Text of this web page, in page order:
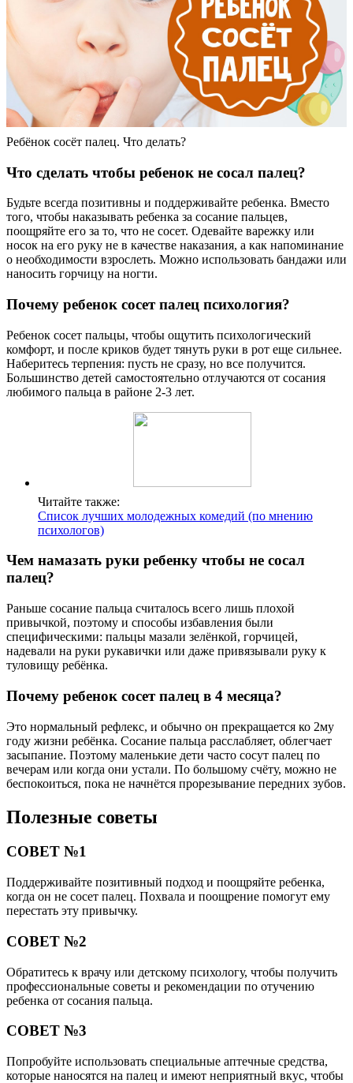
Ребёнок сосёт палец. Что делать?
Что сделать чтобы ребенок не сосал палец?
Будьте всегда позитивны и поддерживайте ребенка. Вместо
того, чтобы наказывать ребенка за сосание пальцев,
поощряйте его за то, что не сосет. Одевайте варежку или
носок на его руку не в качестве наказания, а как напоминание
о необходимости взрослеть. Можно использовать бандажи или
наносить горчицу на ногти.
Почему ребенок сосет палец психология?
Ребенок сосет пальцы, чтобы ощутить психологический
комфорт, и после криков будет тянуть руки в рот еще сильнее.
Наберитесь терпения: пусть не сразу, но все получится.
Большинство детей самостоятельно отлучаются от сосания
любимого пальца в районе 2-3 лет.
Читайте также:
Список лучших молодежных комедий (по мнению
психологов)
Чем намазать руки ребенку чтобы не сосал
палец?
Раньше сосание пальца считалось всего лишь плохой
привычкой, поэтому и способы избавления были
специфическими: пальцы мазали зелёнкой, горчицей,
надевали на руки рукавички или даже привязывали руку к
туловищу ребёнка.
Почему ребенок сосет палец в 4 месяца?
Это нормальный рефлекс, и обычно он прекращается ко 2му
году жизни ребёнка. Сосание пальца расслабляет, облегчает
засыпание. Поэтому маленькие дети часто сосут палец по
вечерам или когда они устали. По большому счёту, можно не
беспокоиться, пока не начнётся прорезывание передних зубов.
Полезные советы
СОВЕТ №1
Поддерживайте позитивный подход и поощряйте ребенка,
когда он не сосет палец. Похвала и поощрение помогут ему
перестать эту привычку.
СОВЕТ №2
Обратитесь к врачу или детскому психологу, чтобы получить
профессиональные советы и рекомендации по отучению
ребенка от сосания пальца.
СОВЕТ №3
Попробуйте использовать специальные аптечные средства,
которые наносятся на палец и имеют неприятный вкус, чтобы